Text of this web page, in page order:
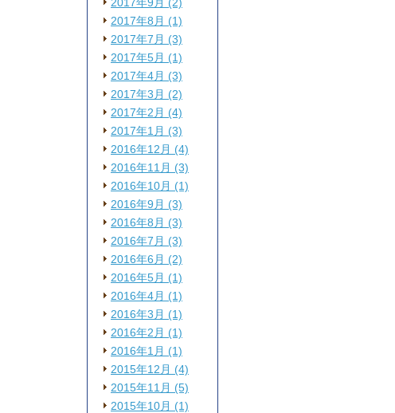
2017年8月 (1)
2017年7月 (3)
2017年5月 (1)
2017年4月 (3)
2017年3月 (2)
2017年2月 (4)
2017年1月 (3)
2016年12月 (4)
2016年11月 (3)
2016年10月 (1)
2016年9月 (3)
2016年8月 (3)
2016年7月 (3)
2016年6月 (2)
2016年5月 (1)
2016年4月 (1)
2016年3月 (1)
2016年2月 (1)
2016年1月 (1)
2015年12月 (4)
2015年11月 (5)
2015年10月 (1)